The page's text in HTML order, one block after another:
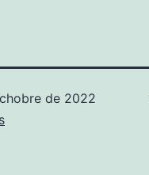
de 2022